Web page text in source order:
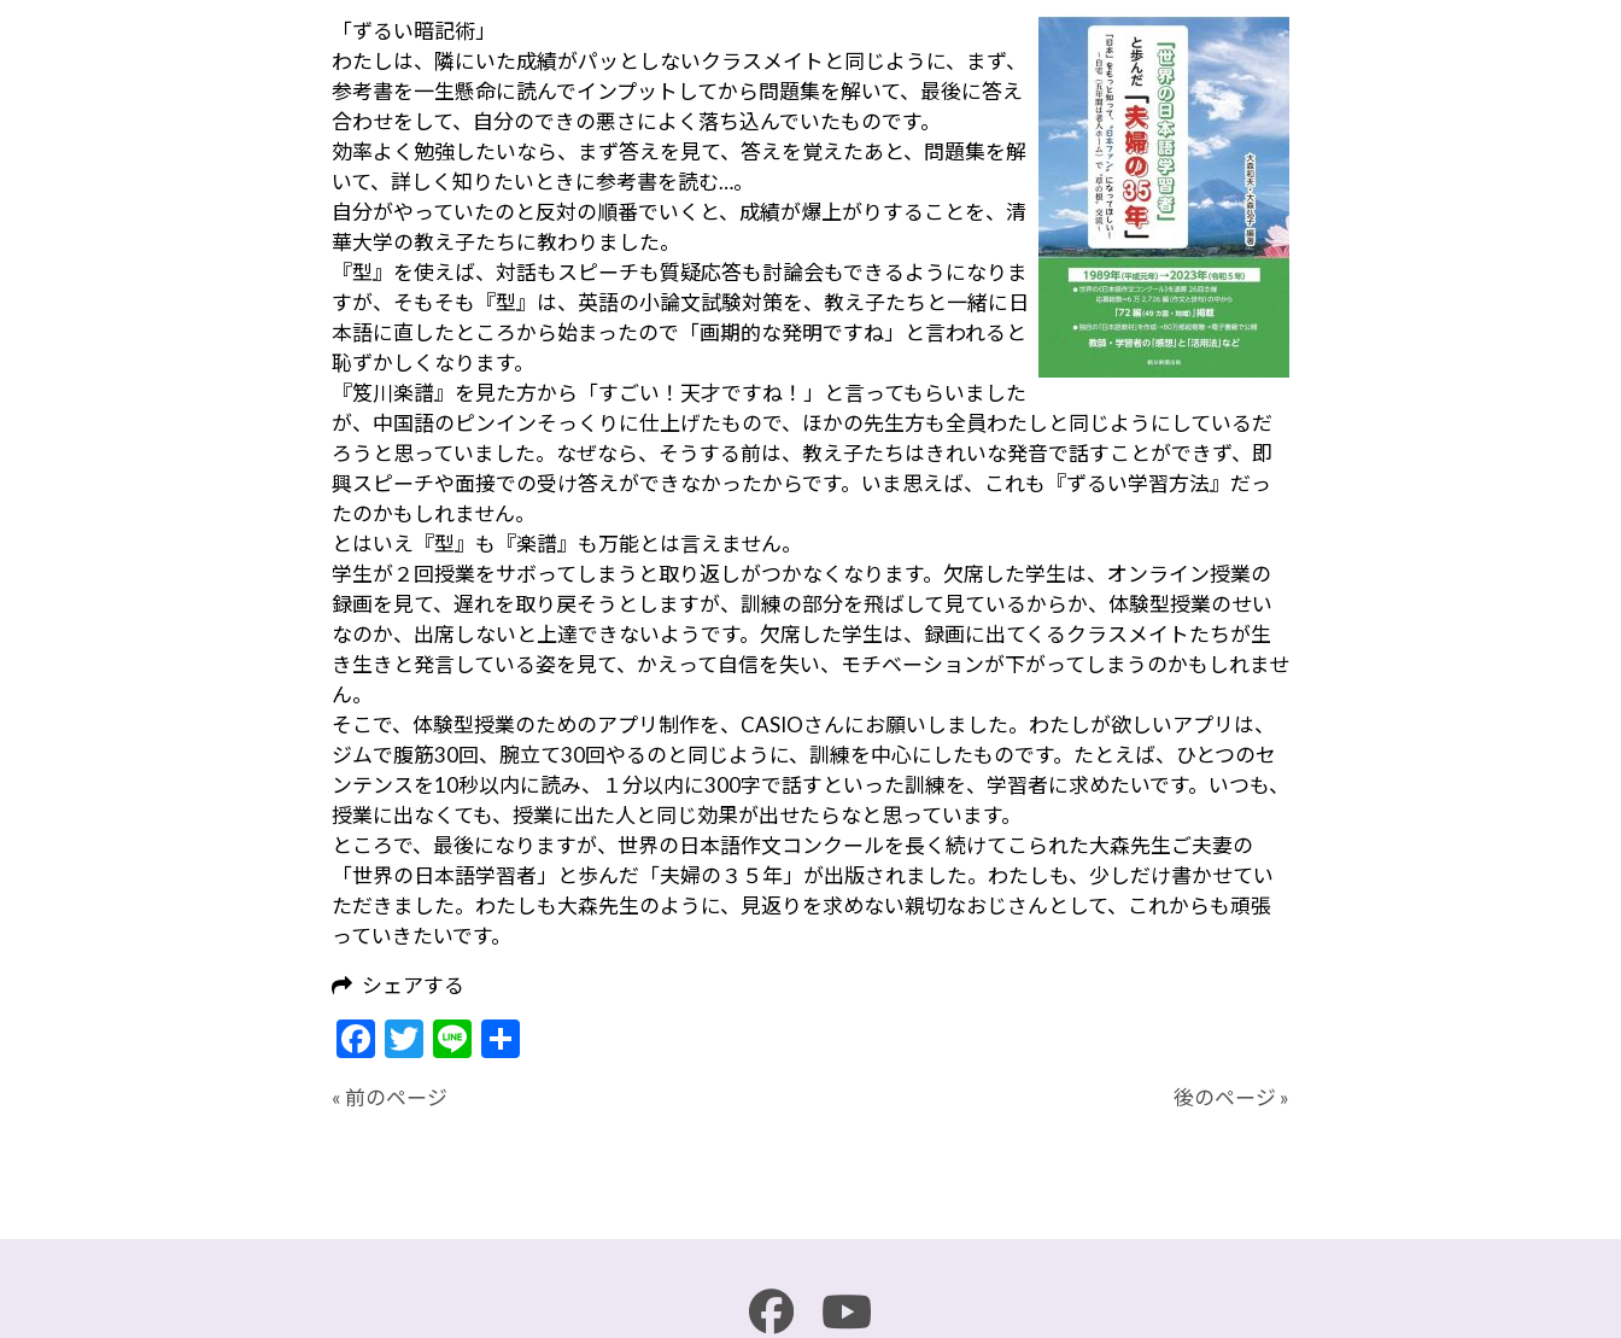
「ずるい暗記術」
わたしは、隣にいた成績がパッとしないクラスメイトと同じように、まず、
参考書を一生懸命に読んでインプットしてから問題集を解いて、最後に答え
合わせをして、自分のできの悪さによく落ち込んでいたものです。
効率よく勉強したいなら、まず答えを見て、答えを覚えたあと、問題集を解
いて、詳しく知りたいときに参考書を読む…。
自分がやっていたのと反対の順番でいくと、成績が爆上がりすることを、清
華大学の教え子たちに教わりました。
『型』を使えば、対話もスピーチも質疑応答も討論会もできるようになりま
すが、そもそも『型』は、英語の小論文試験対策を、教え子たちと一緒に日
本語に直したところから始まったので「画期的な発明ですね」と言われると
恥ずかしくなります。
『笈川楽譜』を見た方から「すごい！天才ですね！」と言ってもらいました
が、中国語のピンインそっくりに仕上げたもので、ほかの先生方も全員わたしと同じようにしているだ
ろうと思っていました。なぜなら、そうする前は、教え子たちはきれいな発音で話すことができず、即
興スピーチや面接での受け答えができなかったからです。いま思えば、これも『ずるい学習方法』だっ
たのかもしれません。
とはいえ『型』も『楽譜』も万能とは言えません。
学生が２回授業をサボってしまうと取り返しがつかなくなります。欠席した学生は、オンライン授業の
録画を見て、遅れを取り戻そうとしますが、訓練の部分を飛ばして見ているからか、体験型授業のせい
なのか、出席しないと上達できないようです。欠席した学生は、録画に出てくるクラスメイトたちが生
き生きと発言している姿を見て、かえって自信を失い、モチベーションが下がってしまうのかもしれませ
ん。
そこで、体験型授業のためのアプリ制作を、CASIOさんにお願いしました。わたしが欲しいアプリは、
ジムで腹筋30回、腕立て30回やるのと同じように、訓練を中心にしたものです。たとえば、ひとつのセ
ンテンスを10秒以内に読み、１分以内に300字で話すといった訓練を、学習者に求めたいです。いつも、
授業に出なくても、授業に出た人と同じ効果が出せたらなと思っています。
ところで、最後になりますが、世界の日本語作文コンクールを長く続けてこられた大森先生ご夫妻の
「世界の日本語学習者」と歩んだ「夫婦の３５年」が出版されました。わたしも、少しだけ書かせてい
ただきました。わたしも大森先生のように、見返りを求めない親切なおじさんとして、これからも頑張
っていきたいです。
シェアする
Facebook
Twitter
Line共
« 前のページ 後のページ »